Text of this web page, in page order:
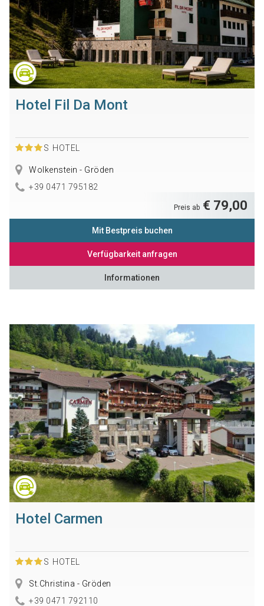
Hotel Fil Da Mont
S HOTEL
Wolkenstein - Gröden
+39 0471 795182
Preis ab € 79,00
Mit Bestpreis buchen
Verfügbarkeit anfragen
Informationen
Hotel Carmen
S HOTEL
St.Christina - Gröden
+39 0471 792110